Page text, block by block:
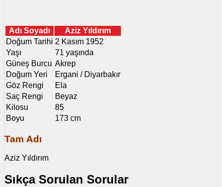
Adı Soyadı
Aziz Yıldırım
Doğum Tarihi 2 Kasım 1952
Yaşı
71 yaşında
Güneş Burcu Akrep
Doğum Yeri
Ergani / Diyarbakır
Göz Rengi
Ela
Saç Rengi
Beyaz
Kilosu
85
Boyu
173 cm
Tam Adı
Aziz Yıldırım
Sıkça Sorulan Sorular